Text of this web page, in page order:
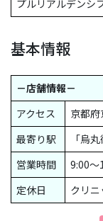
プルリアルデンシ
基本情報
－店舗情報－
アクセス
京都
最寄り駅
「烏
営業時間
9:00〜
定休日
クリ